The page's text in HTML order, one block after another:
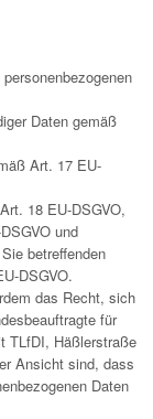
Daten gemäß
Art. 17 EU-
18 EU-DSGVO,
und
betreffenden
DSGVO.
das Recht, sich
für
TLfDI, Häßlerstraße
Ansicht sind, dass
Daten